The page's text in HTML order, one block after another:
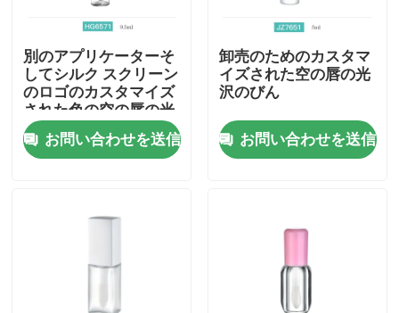
企業情報
別のアプリケーターそ
してシルク スクリーン
のロゴのカスタマイズ
された色の空の唇の光
沢のびん
お問い合わせを送信
卸売のためのカスタマ
イズされた空の唇の光
沢のびん
お問い合わせを送信